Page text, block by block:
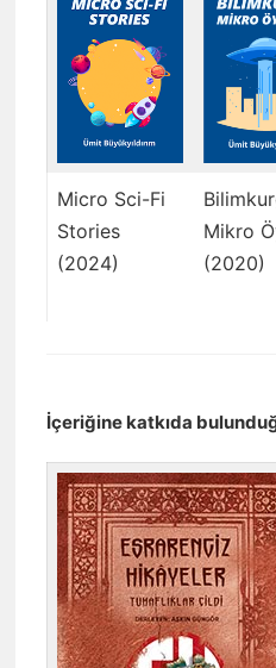
Micro Sci-Fi
Stories
(2024)
Mikro
(2020)
İçeriğine katkıda